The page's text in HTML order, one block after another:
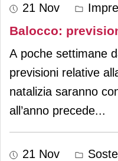
21 Nov
Balocco:
A poche settimane
previsioni relative
natalizia saranno
all’anno precede...
21 Nov